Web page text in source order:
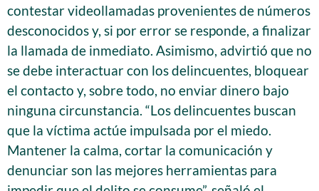
contestar videollamadas provenientes de números
desconocidos y, si por error se responde, a finalizar
la llamada de inmediato. Asimismo, advirtió que no
se debe interactuar con los delincuentes, bloquear
el contacto y, sobre todo, no enviar dinero bajo
ninguna circunstancia. “Los delincuentes buscan
que la víctima actúe impulsada por el miedo.
Mantener la calma, cortar la comunicación y
denunciar son las mejores herramientas para